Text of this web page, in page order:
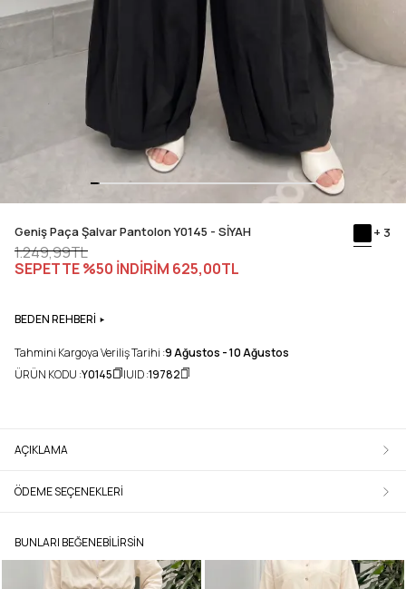
Geniş Paça Şalvar Pantolon Y0145 - SİYAH + 3
1.249,99TL
SEPETTE %50 İNDİRİM 625,00TL
BEDEN REHBERİ
Tahmini Kargoya Veriliş Tarihi :9 Ağustos - 10 Ağustos
ÜRÜN KODU :Y0145 UID :19782
AÇIKLAMA
ÖDEME SEÇENEKLERI
BUNLARI BEĞENEBILIRSIN